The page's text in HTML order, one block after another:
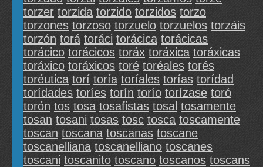
torzer torzida torzido torzidos torzo
torzones torzoso torzuelo torzuelos torzáis
torzón torá toráci torácica torácicas
torácico torácicos toráx toráxica toráxicas
toráxico toráxicos toré toréales torés
toréutica torí toría toríales torías torídad
torídades toríes torín torío torízase toró
torón tos tosa tosafistas tosal tosamente
tosan tosani tosas tosc tosca toscamente
toscan toscana toscanas toscane
toscanelliana toscanelliano toscanes
toscani toscanito toscano toscanos toscans